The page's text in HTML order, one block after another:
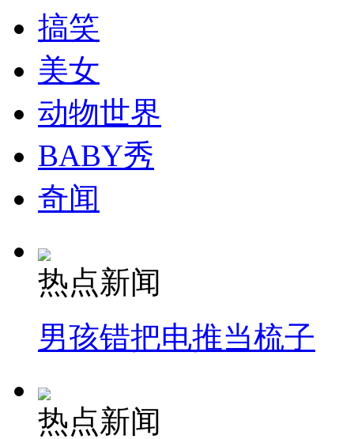
消防员救轻生者 花炮节热闹非凡
纽约上演“枕头大战”
司机酒驾遇交警 急速倒车逃窜
搞笑
美女
动物世界
BABY秀
奇闻
热点新闻
男孩错把电推当梳子
热点新闻